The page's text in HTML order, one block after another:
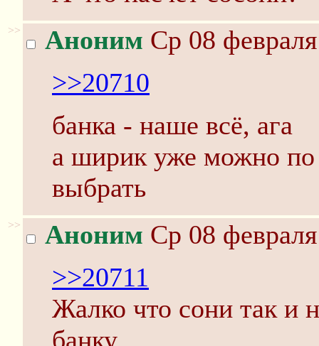
>> Аноним Ср 08
>>20710
банка - наше всё, ага
а ширик уже можно
выбрать
>> Аноним Ср 08
>>20711
Жалко что сони так и
банку.